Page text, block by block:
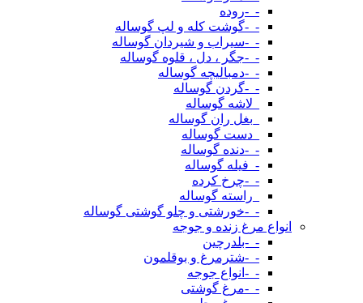
-_-روده
-_-گوشت کله و لپ گوساله
-_-سیراب و شیردان گوساله
-_-جگر ، دل ، قلوه گوساله
-_-دمبالیچه گوساله
-_-گردن گوساله
_لاشه گوساله
_بغل ران گوساله
_دست گوساله
-_-دنده گوساله
-_فیله گوساله
-_-چرخ کرده
_راسته گوساله
-_-خورشتی و چلو گوشتی گوساله
انواع مرغ زنده و جوجه
-_-بلدرچین
-_-شترمرغ و بوقلمون
-_-انواع جوجه
-_-مرغ گوشتی